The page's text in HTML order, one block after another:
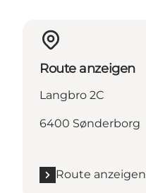
Route anzeigen
Langbro 2C
6400 Sønderborg
Route anzeigen